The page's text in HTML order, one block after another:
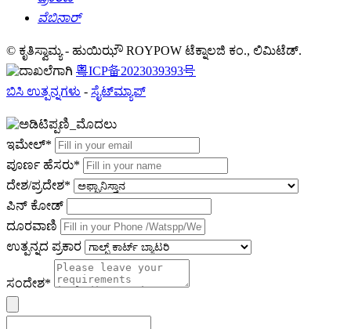
ವೆಬಿನಾರ್
© ಕೃತಿಸ್ವಾಮ್ಯ - ಹುಯಿಝೌ ROYPOW ಟೆಕ್ನಾಲಜಿ ಕಂ., ಲಿಮಿಟೆಡ್.
粤ICP备2023039393号
ಬಿಸಿ ಉತ್ಪನ್ನಗಳು - ಸೈಟ್‌ಮ್ಯಾಪ್
ಇಮೇಲ್*
ಪೂರ್ಣ ಹೆಸರು*
ದೇಶ/ಪ್ರದೇಶ*
ಪಿನ್ ಕೋಡ್
ದೂರವಾಣಿ
ಉತ್ಪನ್ನದ ಪ್ರಕಾರ
ಸಂದೇಶ*